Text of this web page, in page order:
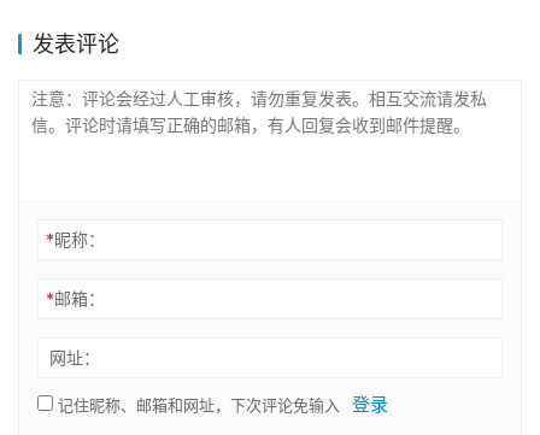
发表评论
*昵称：
*邮箱：
网址：
记住昵称、邮箱和网址，下次评论免输入 登录